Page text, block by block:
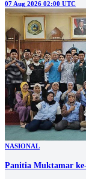
07 Aug 2026 02:00 UTC
NASIONAL
Panitia Muktamar ke-